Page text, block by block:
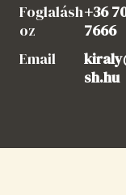
Foglalásh
oz
Email
+36
7666
sh.hu